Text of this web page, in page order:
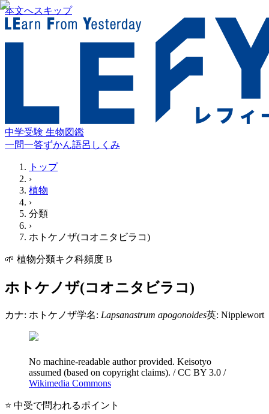
本文へスキップ
中学受験 生物図鑑
一問一答ずかん語呂 しくみ
トップ
›
植物
›
分類
›
ホトケノザ(コオニタビラコ)
🌱 植物分類キク科頻度 B
ホトケノザ(コオニタビラコ)
カナ: ホトケノザ学名: Lapsanastrum apogonoides英: Nipplewort
No machine-readable author provided. Keisotyo
assumed (based on copyright claims). /CC BY 3.0 /
Wikimedia Commons
⭐ 中受で問われるポイント